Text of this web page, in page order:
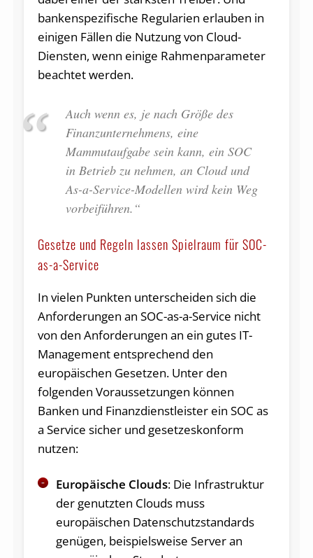
bankenspezifische Regularien erlauben in
einigen Fällen die Nutzung von Cloud-
Diensten, wenn einige Rahmenparameter
beachtet werden.
Auch wenn es, je nach Größe des
Finanzunternehmens, eine
Mammutaufgabe sein kann, ein SOC
in Betrieb zu nehmen, an Cloud und
As-a-Service-Modellen wird kein Weg
vorbeiführen.“
Gesetze und Regeln lassen Spielraum für SOC-
as-a-Service
In vielen Punkten unterscheiden sich die
Anforderungen an SOC-as-a-Service nicht
von den Anforderungen an ein gutes IT-
Management entsprechend den
europäischen Gesetzen. Unter den
folgenden Voraussetzungen können
Banken und Finanzdienstleister ein SOC as
a Service sicher und gesetzeskonform
nutzen:
Europäische Clouds: Die Infrastruktur
der genutzten Clouds muss
europäischen Datenschutzstandards
genügen, beispielsweise Server an